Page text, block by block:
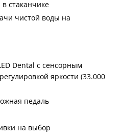
стаканчике
чистой воды на
Dental с сенсорным
яркости (33.000
педаль
на выбор